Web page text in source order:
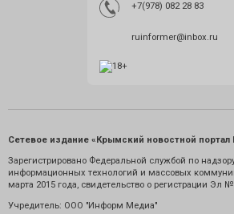
+7(978) 082 28 83
ruinformer@inbox.ru
Сетевое издание «Крымский новостной портал
Зарегистрировано Федеральной службой по
информационных технологий и массовых
марта 2015 года, свидетельство о регистрации Эл
Учредитель: ООО "Информ Медиа"